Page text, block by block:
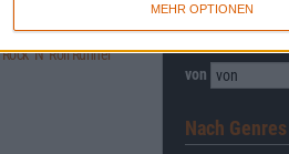
MEHR OPTIONEN
Nach
von
Nach
Toad The Wet Sprocket
Rock ‘N’ Roll Runner